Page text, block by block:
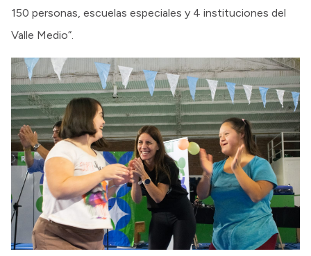
150 personas, escuelas especiales y 4 instituciones del
Valle Medio”.